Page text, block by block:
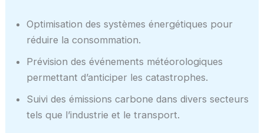
Optimisation des systèmes énergétiques pour
réduire la consommation.
Prévision des événements météorologiques
permettant d’anticiper les catastrophes.
Suivi des émissions carbone dans divers secteurs
tels que l’industrie et le transport.